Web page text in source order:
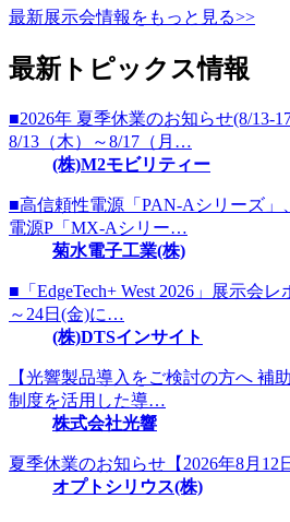
最新展示会情報をもっと見る>>
最新トピックス情報
■2026年 夏季休業のお知らせ(8/13-
8/13（木）～8/17（月…
(株)M2モビリティー
■高信頼性電源「PAN-Aシリーズ」
電源P「MX-Aシリー…
菊水電子工業(株)
■「EdgeTech+ West 2026」展示会
～24日(金)に…
(株)DTSインサイト
【光響製品導入をご検討の方へ 補
制度を活用した導…
株式会社光響
夏季休業のお知らせ【2026年8月12
オプトシリウス(株)